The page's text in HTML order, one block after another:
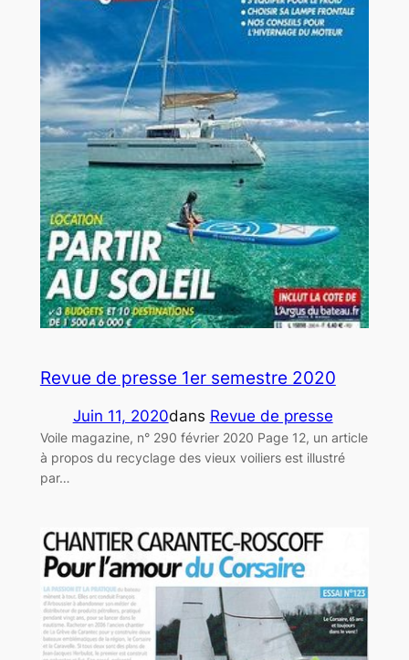
Revue de presse 1er semestre 2020
Juin 11, 2020dans Revue de presse
Voile magazine, n° 290 février 2020 Page 12, un article
à propos du recyclage des vieux voiliers est illustré
par…